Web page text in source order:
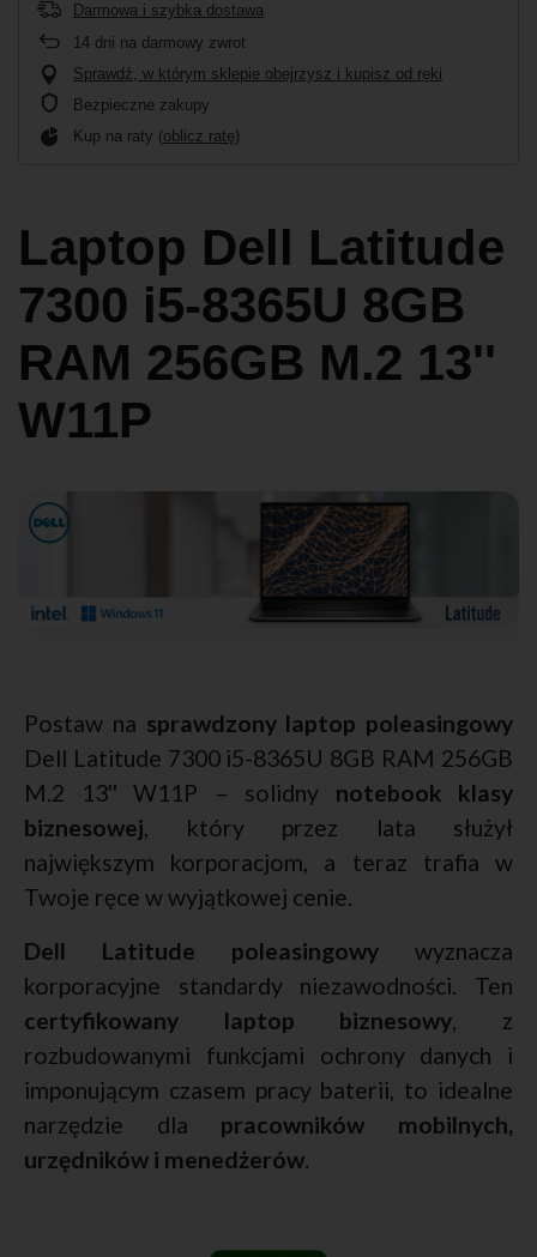
Darmowa i szybka dostawa
14 dni na darmowy zwrot
Sprawdź, w którym sklepie obejrzysz i kupisz od ręki
Bezpieczne zakupy
Kup na raty (oblicz ratę)
Laptop Dell Latitude
7300 i5-8365U 8GB
RAM 256GB M.2 13''
W11P
Postaw na sprawdzony laptop poleasingowy
Dell Latitude 7300 i5-8365U 8GB RAM 256GB
M.2 13'' W11P – solidny notebook klasy
biznesowej, który przez lata służył
największym korporacjom, a teraz trafia w
Twoje ręce w wyjątkowej cenie.
Dell Latitude poleasingowy wyznacza
korporacyjne standardy niezawodności. Ten
certyfikowany laptop biznesowy, z
rozbudowanymi funkcjami ochrony danych i
imponującym czasem pracy baterii, to idealne
narzędzie dla pracowników mobilnych,
urzędników i menedżerów.